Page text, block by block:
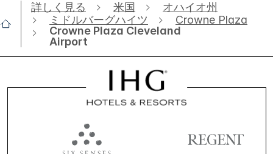
詳しく見る 米国
オハイオ州
ミドルバーグハイツ
Crowne Plaza
Crowne Plaza Cleveland
Airport